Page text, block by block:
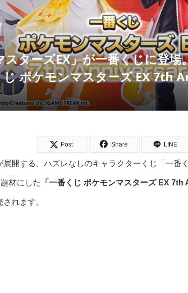
スターズEX」が一番くじに登
じ ポケモンマスターズ EX 7th
Post Share LINE
展開する、ハズレなしのキャラクターくじ「一番
材にした 「一番くじ ポケモンマスターズ EX 7th
されます。